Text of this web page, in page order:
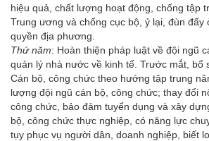
hiệu quả, chất lượng hoạt động, chống tập
Trung ương và chống cục bộ, ỷ lại, đùn đẩy
quyền địa phương.
Thứ năm: Hoàn thiện pháp luật về đội ngũ
quản lý nhà nước về kinh tế. Trước mắt, bổ
Cán bộ, công chức theo hướng tập trung
lượng đội ngũ cán bộ, công chức; thay đổi
công chức, bảo đảm tuyển dụng và xây
bộ, công chức thực nghiệp, có năng lực
tụy phục vụ người dân, doanh nghiệp, biết